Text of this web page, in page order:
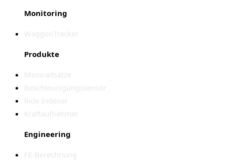
Monitoring
WaggonTracker
Produkte
Messradsätze
Beschleunigungssensor
Ride Indexer
Kraftaufnehmer
Engineering
FE-Berechnung